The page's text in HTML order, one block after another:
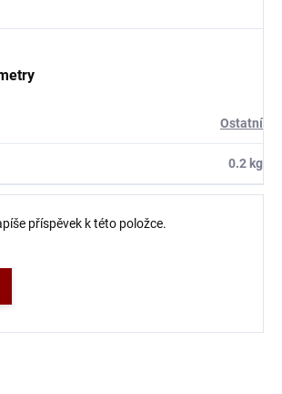
Ostatní
0.2 kg
příspěvek k této položce.